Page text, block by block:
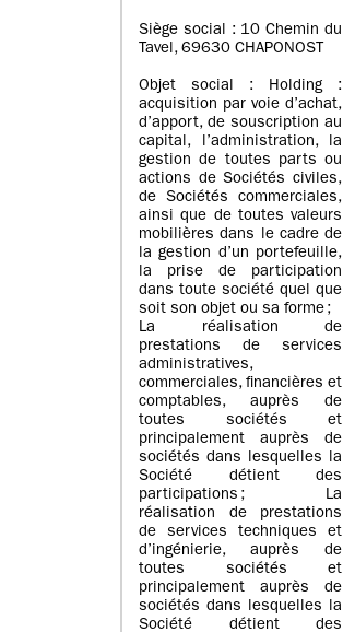
Siège social : 10 Chemin du
Tavel, 69630 CHAPONOST
Objet social : Holding :
acquisition par voie d’achat,
d’apport, de souscription au
capital, l’administration, la
gestion de toutes parts ou
actions de Sociétés civiles,
de Sociétés commerciales,
ainsi que de toutes valeurs
mobilières dans le cadre de
la gestion d’un portefeuille,
la prise de participation
dans toute société quel que
soit son objet ou sa forme ;
La réalisation de
prestations de services
administratives,
commerciales, financières et
comptables, auprès de
toutes sociétés et
principalement auprès de
sociétés dans lesquelles la
Société détient des
participations ; La
réalisation de prestations
de services techniques et
d’ingénierie, auprès de
toutes sociétés et
principalement auprès de
sociétés dans lesquelles la
Société détient des